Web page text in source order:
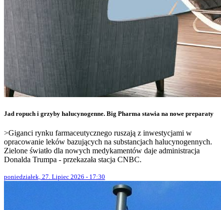
Jad ropuch i grzyby halucynogenne. Big Pharma stawia na nowe preparaty
>Giganci rynku farmaceutycznego ruszają z inwestycjami w
opracowanie leków bazujących na substancjach halucynogennych.
Zielone światło dla nowych medykamentów daje administracja
Donalda Trumpa - przekazała stacja CNBC.
poniedziałek, 27. Lipiec 2026 - 17:30